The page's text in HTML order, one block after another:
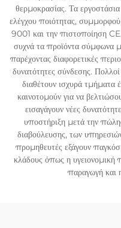
θερμοκρασίας. Τα
ελέγχου ποιότητας,
9001 και την πιστοποίηση
συχνά τα προϊόντα σύμφωνα
παρέχοντας διαφορετικές
δυνατότητες σύνδεσης.
διαθέτουν ισχυρά τμήματα
καινοτομούν για να
εισαγάγουν νέες
υποστήριξη μετά την
διαβούλευσης, των
προμηθευτές εξάγουν
κλάδους όπως η υγειονομική
παραγωγή και